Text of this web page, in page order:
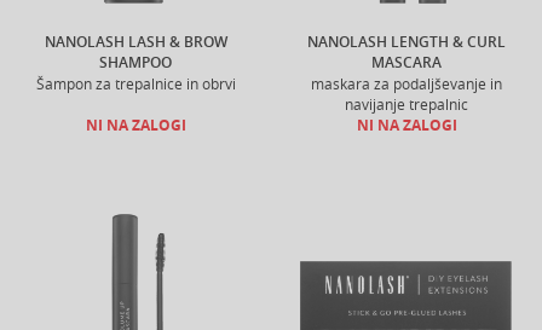
NANOLASH LASH & BROW
SHAMPOO
Šampon za trepalnice in obrvi
NI NA ZALOGI
NANOLASH LENGTH & CURL
MASCARA
maskara za podaljševanje in
navijanje trepalnic
NI NA ZALOGI